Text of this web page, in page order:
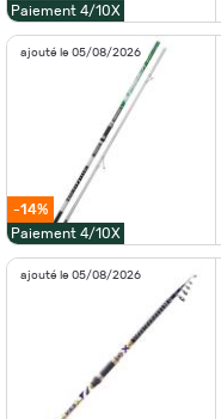
Paiement 4/10X
ajouté le 05/08/2026
-14%
Paiement 4/10X
ajouté le 05/08/2026